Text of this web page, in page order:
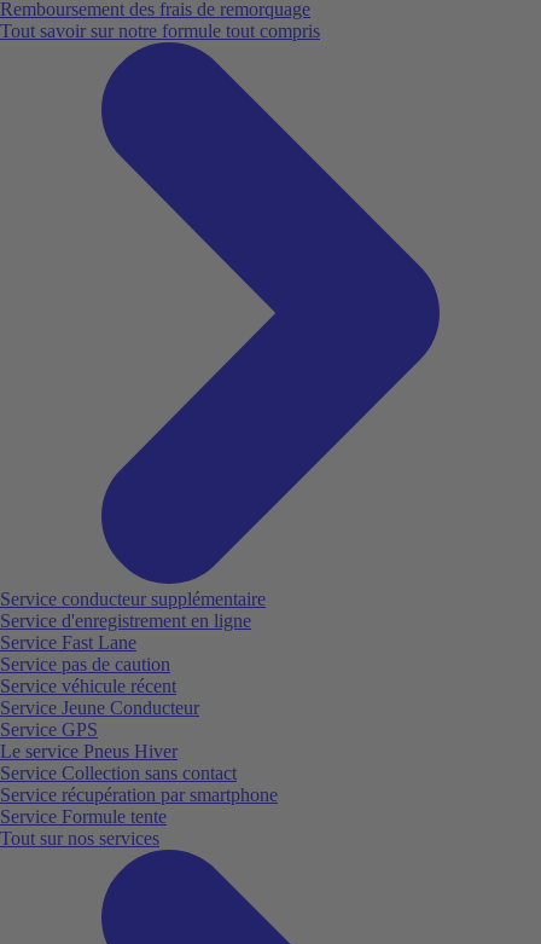
Remboursement des frais de remorquage
Tout savoir sur notre formule tout compris
Service conducteur supplémentaire
Service d'enregistrement en ligne
Service Fast Lane
Service pas de caution
Service véhicule récent
Service Jeune Conducteur
Service GPS
Le service Pneus Hiver
Service Collection sans contact
Service récupération par smartphone
Service Formule tente
Tout sur nos services